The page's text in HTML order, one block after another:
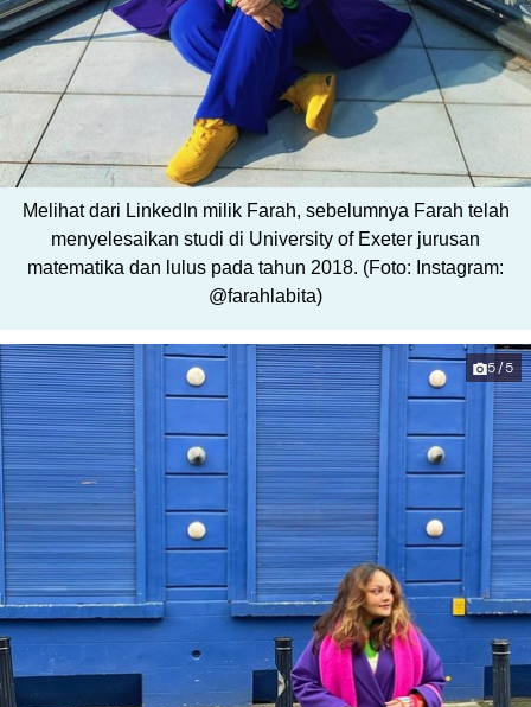
Melihat dari LinkedIn milik Farah, sebelumnya Farah telah
menyelesaikan studi di University of Exeter jurusan
matematika dan lulus pada tahun 2018. (Foto: Instagram:
@farahlabita)
5/5